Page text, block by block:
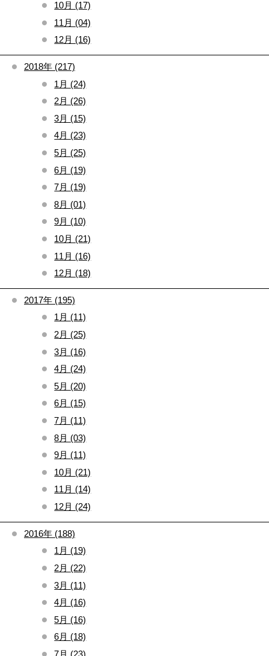
10月 (17)
11月 (04)
12月 (16)
2018年 (217)
1月 (24)
2月 (26)
3月 (15)
4月 (23)
5月 (25)
6月 (19)
7月 (19)
8月 (01)
9月 (10)
10月 (21)
11月 (16)
12月 (18)
2017年 (195)
1月 (11)
2月 (25)
3月 (16)
4月 (24)
5月 (20)
6月 (15)
7月 (11)
8月 (03)
9月 (11)
10月 (21)
11月 (14)
12月 (24)
2016年 (188)
1月 (19)
2月 (22)
3月 (11)
4月 (16)
5月 (16)
6月 (18)
7月 (23)